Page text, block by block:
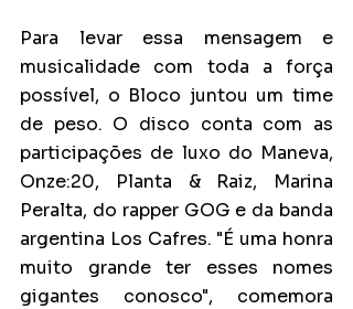
Para levar essa mensagem e
musicalidade com toda a força
possível, o Bloco juntou um time
de peso. O disco conta com as
participações de luxo do Maneva,
Onze:20, Planta & Raiz, Marina
Peralta, do rapper GOG e da banda
argentina Los Cafres. "É uma honra
muito grande ter esses nomes
gigantes conosco", comemora